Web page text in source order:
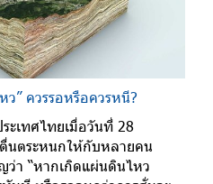
ว” ควรรอหรือควรหนี?
ะเทศไทยเมื่อวันที่ 28
นตระหนกให้กับหลายคน
ว่า “หากเกิดแผ่นดินไหว